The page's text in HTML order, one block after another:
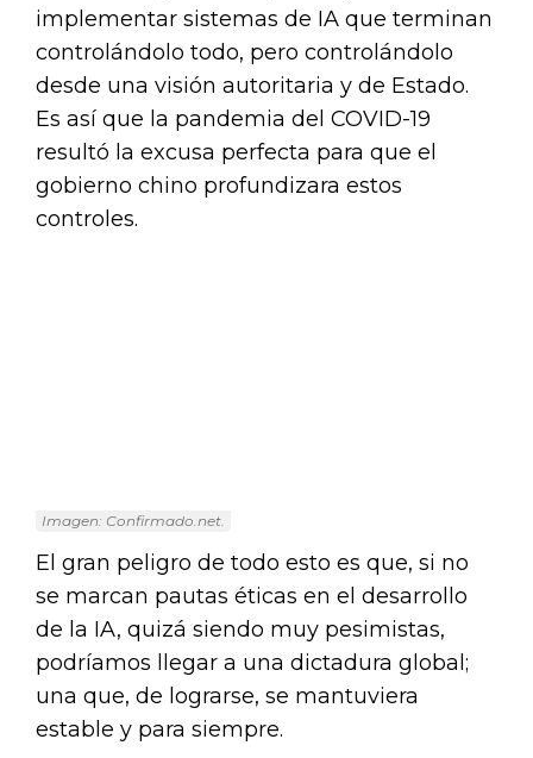
implementar sistemas de IA que terminan
controlándolo todo, pero controlándolo
desde una visión autoritaria y de Estado.
Es así que la pandemia del COVID-19
resultó la excusa perfecta para que el
gobierno chino profundizara estos
controles.
Imagen: Confirmado.net.
El gran peligro de todo esto es que, si no
se marcan pautas éticas en el desarrollo
de la IA, quizá siendo muy pesimistas,
podríamos llegar a una dictadura global;
una que, de lograrse, se mantuviera
estable y para siempre.